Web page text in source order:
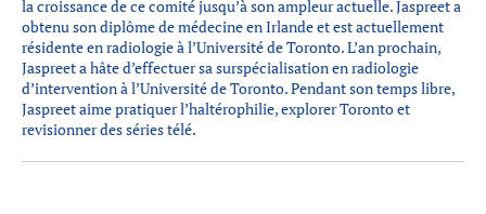
la croissance de ce comité jusqu’à son ampleur actuelle. Jaspreet a
obtenu son diplôme de médecine en Irlande et est actuellement
résidente en radiologie à l’Université de Toronto. L’an prochain,
Jaspreet a hâte d’effectuer sa surspécialisation en radiologie
d’intervention à l’Université de Toronto. Pendant son temps libre,
Jaspreet aime pratiquer l’haltérophilie, explorer Toronto et
revisionner des séries télé.